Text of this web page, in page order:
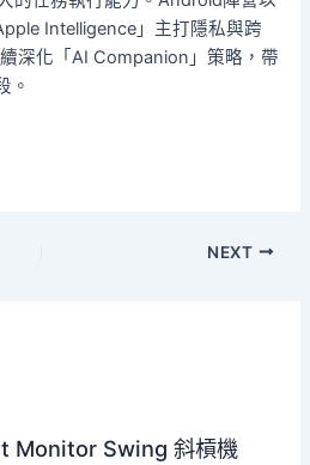
Intelligence」主打隱私與跨
深化「AI Companion」策略，帶
。
NEXT
Monitor Swing 斜槓機